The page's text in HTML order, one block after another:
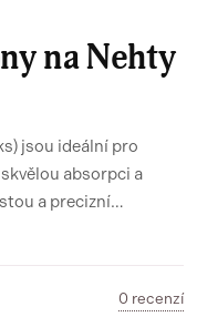
na Nehty
jsou ideální pro
absorpci a
a precizní
0 recenzí